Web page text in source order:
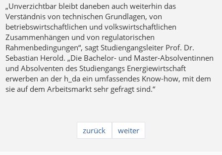
„Unverzichtbar bleibt daneben auch weiterhin das
Verständnis von technischen Grundlagen, von
betriebswirtschaftlichen und volkswirtschaftlichen
Zusammenhängen und von regulatorischen
Rahmenbedingungen“, sagt Studiengangsleiter Prof. Dr.
Sebastian Herold. „Die Bachelor- und Master-Absolventinnen
und Absolventen des Studiengangs Energiewirtschaft
erwerben an der h_da ein umfassendes Know-how, mit dem
sie auf dem Arbeitsmarkt sehr gefragt sind.“
zurück weiter